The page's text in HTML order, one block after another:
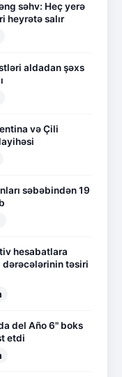
səhv: Heç yerə
heyrətə salır
aldadan şəxs
və Çili
səbəbindən 19
hesabatlara
dərəcələrinin təsiri
del Año 6" boks
etdi